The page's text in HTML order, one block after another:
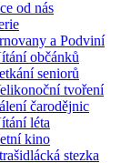
od nás
a Podviní
občánků
seniorů
tvoření
čarodějnic
léta
kino
stezka